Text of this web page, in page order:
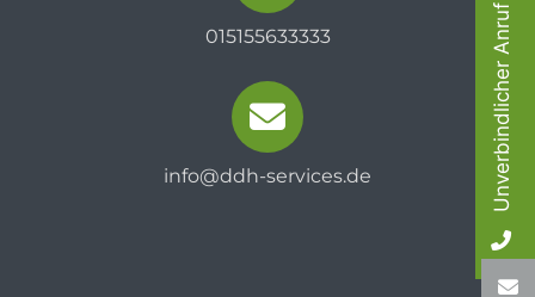
015155633333
info@ddh-services.de Unverbindlicher Anruf